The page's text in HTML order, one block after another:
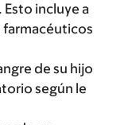
incluye a
farmacéuticos
de su hijo
según le